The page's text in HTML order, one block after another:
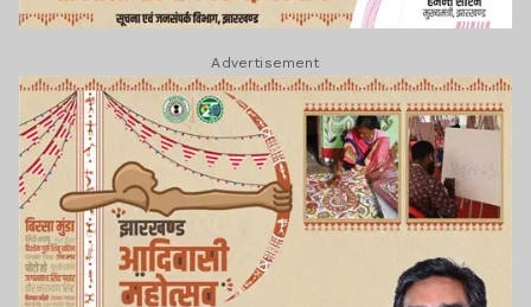
Advertisement